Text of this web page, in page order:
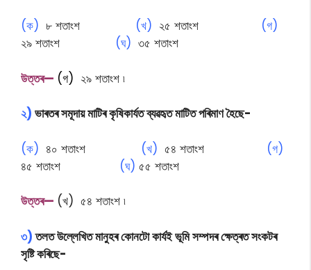
(ক) ৮ শতাংশ (খ) ২৫ শতাংশ (গ)
২৯ শতাংশ (ঘ) ৩৫ শতাংশ
উত্তৰ— (গ) ২৯ শতাংশ ৷
২) ভাৰতৰ সমূদায় মাটিৰ কৃষিকাৰ্যত ব্যৱহৃত মাটিত পৰিমাণ হৈছে-
(ক) ৪০ শতাংশ (খ) ৫৪ শতাংশ (গ)
৪৫ শতাংশ (ঘ) ৫৫ শতাংশ
উত্তৰ— (খ) ৫৪ শতাংশ ৷
৩)তলত উল্লেখিত মানুহৰ কোনটো কাৰ্যই ভূমি সম্পদৰ ক্ষেত্ৰত সংকটৰ
সৃষ্টি কৰিছে-